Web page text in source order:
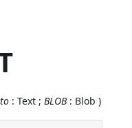
: Text ;BLOB: Blob )